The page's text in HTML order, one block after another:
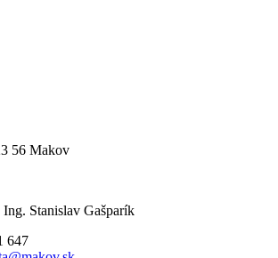
56 Makov
Ing. Stanislav Gašparík
647